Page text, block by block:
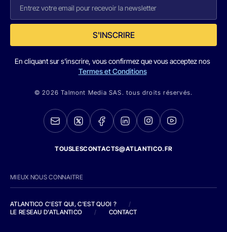
S'INSCRIRE
En cliquant sur s'inscrire, vous confirmez que vous acceptez nos
Termes et Conditions
© 2026 Talmont Media SAS. tous droits réservés.
TOUSLESCONTACTS@ATLANTICO.FR
MIEUX NOUS CONNAITRE
ATLANTICO C'EST QUI, C'EST QUOI ?
/
LE RESEAU D'ATLANTICO
/ CONTACT